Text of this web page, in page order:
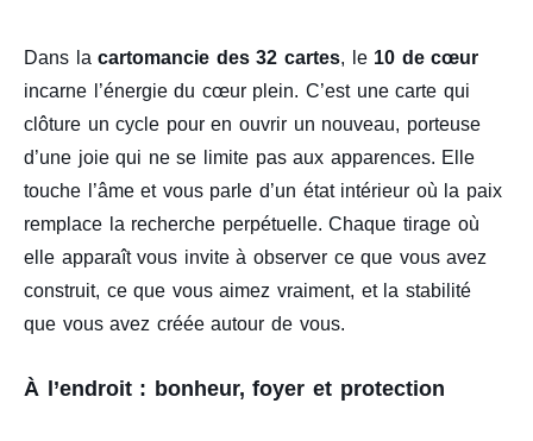
Dans lacartomancie des 32 cartes, le 10 de cœur
incarne l’énergie du cœur plein. C’est une carte qui
clôture un cycle pour en ouvrir un nouveau, porteuse
d’une joie qui ne se limite pas aux apparences. Elle
touche l’âme et vous parle d’un état intérieur où la paix
remplace la recherche perpétuelle. Chaque tirage où
elle apparaît vous invite à observer ce que vous avez
construit, ce que vous aimez vraiment, et la stabilité
que vous avez créée autour de vous.
À l’endroit : bonheur, foyer et protection